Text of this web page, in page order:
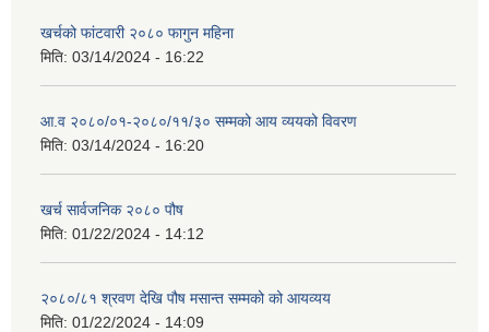
खर्चको फांटवारी २०८० फागुन महिना
मिति: 03/14/2024 - 16:22
आ.व २०८०/०१-२०८०/११/३० सम्मको आय व्ययको विवरण
मिति: 03/14/2024 - 16:20
खर्च सार्वजनिक २०८० पौष
मिति: 01/22/2024 - 14:12
२०८०/८१ श्रवण देखि पौष मसान्त सम्मको को आयव्यय
मिति: 01/22/2024 - 14:09